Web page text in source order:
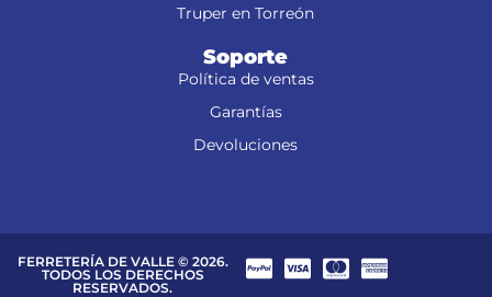
Truper en Torreón
Soporte
Política de ventas
Garantías
Devoluciones
FERRETERÍA DE VALLE © 2026.
TODOS LOS DERECHOS
RESERVADOS.